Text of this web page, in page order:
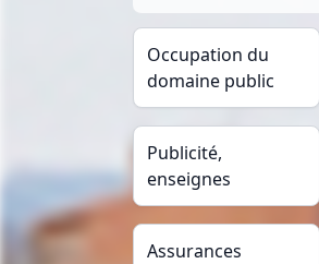
Occupation du
domaine public
Publicité,
enseignes
Assurances